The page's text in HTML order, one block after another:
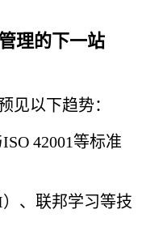
理的下一站
见以下趋势：
42001等标准
、联邦学习等技